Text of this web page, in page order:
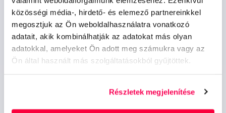
közösségi média-, hirdető- és elemező partnereinkkel
megosztjuk az Ön weboldalhasználatra vonatkozó
adatait, akik kombinálhatják az adatokat más olyan
adatokkal, amelyeket Ön adott meg számukra vagy az
Ön által használt más szolgáltatásokból gyűjtöttek.
Részletek megjelenítése
További cikkek a témában